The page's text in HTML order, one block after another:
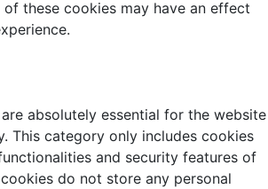
these cookies may have an effect
absolutely essential for the website
This category only includes cookies
and security features of
do not store any personal